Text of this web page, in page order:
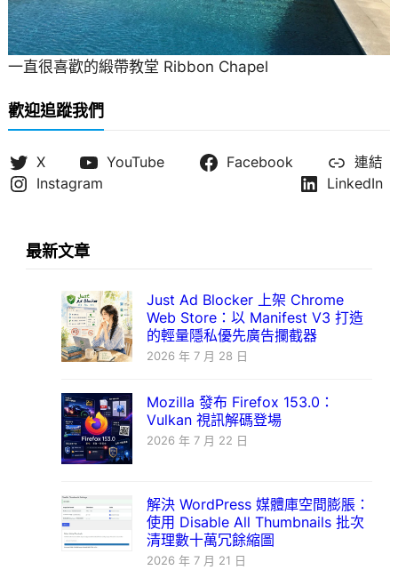
一直很喜歡的緞帶教堂 Ribbon Chapel
歡迎追蹤我們
X YouTube Facebook
連結
Instagram
LinkedIn
最新文章
Just Ad Blocker 上架 Chrome
Web Store：以 Manifest V3 打造
的輕量隱私優先廣告攔截器
2026 年 7 月 28 日
Mozilla 發布 Firefox 153.0：
Vulkan 視訊解碼登場
2026 年 7 月 22 日
解決 WordPress 媒體庫空間膨脹：
使用 Disable All Thumbnails 批次
清理數十萬冗餘縮圖
2026 年 7 月 21 日